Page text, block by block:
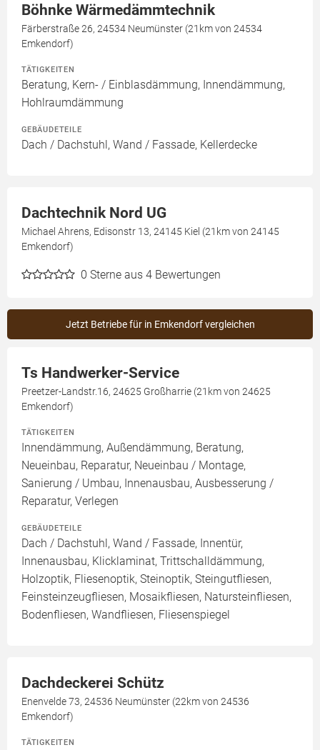
Böhnke Wärmedämmtechnik
Färberstraße 26, 24534 Neumünster (21km von 24534
Emkendorf)
TÄTIGKEITEN
Beratung, Kern- / Einblasdämmung, Innendämmung,
Hohlraumdämmung
GEBÄUDETEILE
Dach / Dachstuhl, Wand / Fassade, Kellerdecke
Dachtechnik Nord UG
Michael Ahrens, Edisonstr 13, 24145 Kiel (21km von 24145
Emkendorf)
0 Sterne aus 4 Bewertungen
Jetzt Betriebe für in Emkendorf vergleichen
Ts Handwerker-Service
Preetzer-Landstr.16, 24625 Großharrie (21km von 24625
Emkendorf)
TÄTIGKEITEN
Innendämmung, Außendämmung, Beratung,
Neueinbau, Reparatur, Neueinbau / Montage,
Sanierung / Umbau, Innenausbau, Ausbesserung /
Reparatur, Verlegen
GEBÄUDETEILE
Dach / Dachstuhl, Wand / Fassade, Innentür,
Innenausbau, Klicklaminat, Trittschalldämmung,
Holzoptik, Fliesenoptik, Steinoptik, Steingutfliesen,
Feinsteinzeugfliesen, Mosaikfliesen, Natursteinfliesen,
Bodenfliesen, Wandfliesen, Fliesenspiegel
Dachdeckerei Schütz
Enenvelde 73, 24536 Neumünster (22km von 24536
Emkendorf)
TÄTIGKEITEN